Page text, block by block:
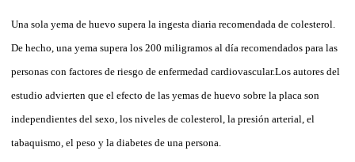
Una sola yema de huevo supera la ingesta diaria recomendada de colesterol.
De hecho, una yema supera los 200 miligramos al día recomendados para las
personas con factores de riesgo de enfermedad cardiovascular.Los autores del
estudio advierten que el efecto de las yemas de huevo sobre la placa son
independientes del sexo, los niveles de colesterol, la presión arterial, el
tabaquismo, el peso y la diabetes de una persona.